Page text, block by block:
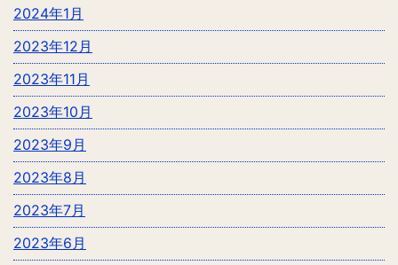
2024年1月
2023年12月
2023年11月
2023年10月
2023年9月
2023年8月
2023年7月
2023年6月